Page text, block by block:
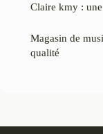
Claire kmy :
Magasin de
qualité